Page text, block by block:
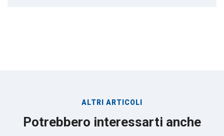
ALTRI ARTICOLI
Potrebbero interessarti anche